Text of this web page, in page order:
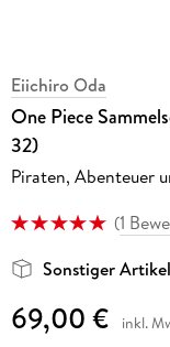
Eiichiro Oda
One Piece
32)
Piraten, Abenteuer
(1
Sonstiger Artikel
69,00 € inkl.